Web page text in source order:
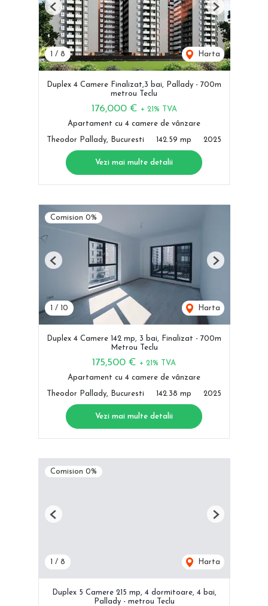
/ 8 Harta
Previous Next
Duplex 4 Camere Finalizat,3 bai, Pallady - 700m
metrou Teclu
176,000 € + 21% TVA
Apartament cu 4 camere de vânzare
Theodor Pallady, Bucuresti 142.59 mp 2025
Vezi mai multe detalii
Comision 0%
/ 10 Harta
Previous Next
Duplex 4 Camere 142 mp, 3 bai, Finalizat - 700m
Metrou Teclu
175,500 € + 21% TVA
Apartament cu 4 camere de vânzare
Theodor Pallady, Bucuresti 142.38 mp 2025
Vezi mai multe detalii
Comision 0%
1 / 8 Harta
Previous Next
Duplex 5 Camere 215 mp, 4 dormitoare, 4 bai,
Pallady - metrou Teclu